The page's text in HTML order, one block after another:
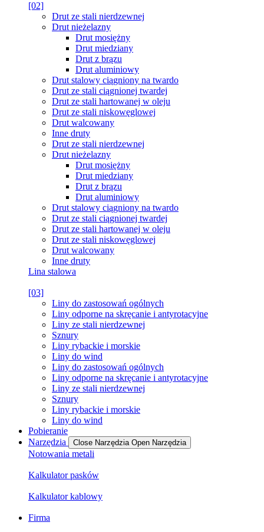
[02]
Drut ze stali nierdzewnej
Drut nieżelazny
Drut mosiężny
Drut miedziany
Drut z brązu
Drut aluminiowy
Drut stalowy ciągniony na twardo
Drut ze stali ciągnionej twardej
Drut ze stali hartowanej w oleju
Drut ze stali niskowęglowej
Drut walcowany
Inne druty
Drut ze stali nierdzewnej
Drut nieżelazny
Drut mosiężny
Drut miedziany
Drut z brązu
Drut aluminiowy
Drut stalowy ciągniony na twardo
Drut ze stali ciągnionej twardej
Drut ze stali hartowanej w oleju
Drut ze stali niskowęglowej
Drut walcowany
Inne druty
Lina stalowa
[03]
Liny do zastosowań ogólnych
Liny odporne na skręcanie i antyrotacyjne
Liny ze stali nierdzewnej
Sznury
Liny rybackie i morskie
Liny do wind
Liny do zastosowań ogólnych
Liny odporne na skręcanie i antyrotacyjne
Liny ze stali nierdzewnej
Sznury
Liny rybackie i morskie
Liny do wind
Pobieranie
Narzędzia
Close Narzędzia Open Narzędzia
Notowania metali
Kalkulator pasków
Kalkulator kablowy
Firma